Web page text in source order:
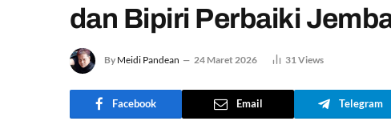
dan Bipiri Perbaiki
By Meidi Pandean 24 Maret 2026 31 Views
Facebook Email Telegram